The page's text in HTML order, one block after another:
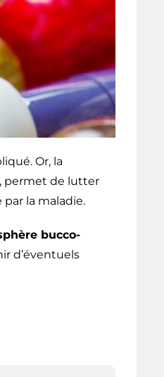
Or, la
permet de lutter
la maladie.
bucco-
d’éventuels